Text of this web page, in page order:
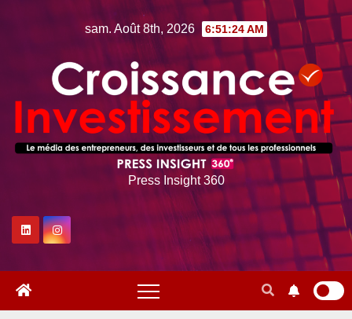
sam. Août 8th, 2026 6:51:25 AM
Press Insight 360